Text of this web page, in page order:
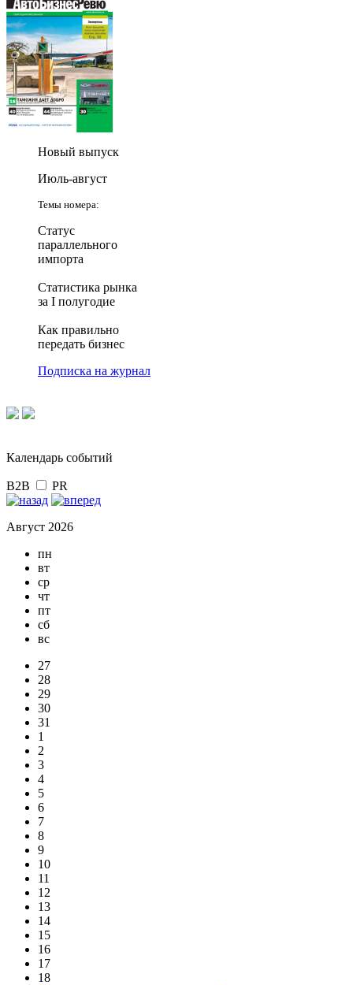
Новый выпуск
Июль-август
Темы номера:
Статус
параллельного
импорта
Статистика рынка
за I полугодие
Как правильно
передать бизнес
Подписка на журнал
Календарь событий
B2B PR
Август 2026
пн
вт
ср
чт
пт
сб
вс
27
28
29
30
31
1
2
3
4
5
6
7
8
9
10
11
12
13
14
15
16
17
18